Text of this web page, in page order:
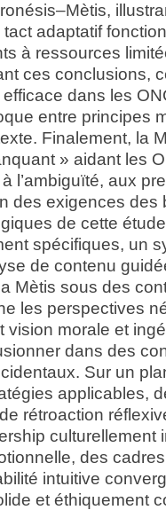
adaptatif
à ressources
ces conclusions,
dans les
entre principes
Finalement, la
» aidant les
l’ambiguïté, aux
des exigences des
de cette
spécifiques, un
de contenu
Mètis sous des
les perspectives
vision morale et
dans des
Sur un
applicables,
rétroaction
culturellement
des
intuitive
et éthiquement